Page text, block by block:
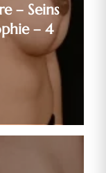
– Seins
– 4